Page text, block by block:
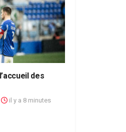
des
il y a 8 minutes